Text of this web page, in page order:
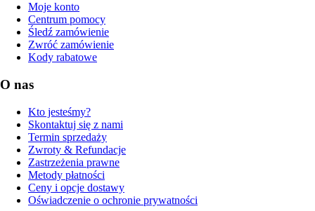
Moje konto
Centrum pomocy
Śledź zamówienie
Zwróć zamówienie
Kody rabatowe
O nas
Kto jesteśmy?
Skontaktuj się z nami
Termin sprzedaży
Zwroty & Refundacje
Zastrzeżenia prawne
Metody płatności
Ceny i opcje dostawy
Oświadczenie o ochronie prywatności